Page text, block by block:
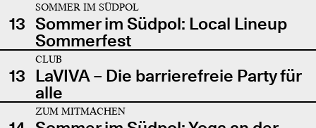
13
SOMMER IM SÜDPOL
Sommer im Südpol: Local Lineup
Sommerfest
13
CLUB
LaVIVA – Die barrierefreie Party für
alle
ZUM MITMACHEN